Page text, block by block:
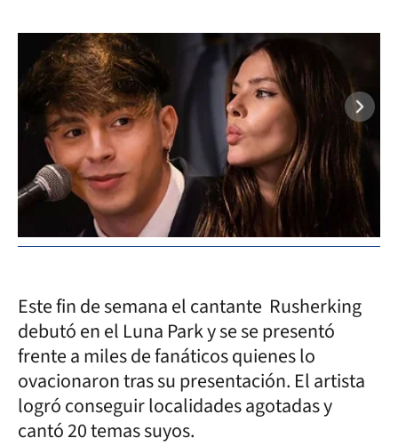
Este fin de semana el cantante Rusherking
debutó en el Luna Park y se se presentó
frente a miles de fanáticos quienes lo
ovacionaron tras su presentación. El artista
logró conseguir localidades agotadas y
cantó 20 temas suyos.